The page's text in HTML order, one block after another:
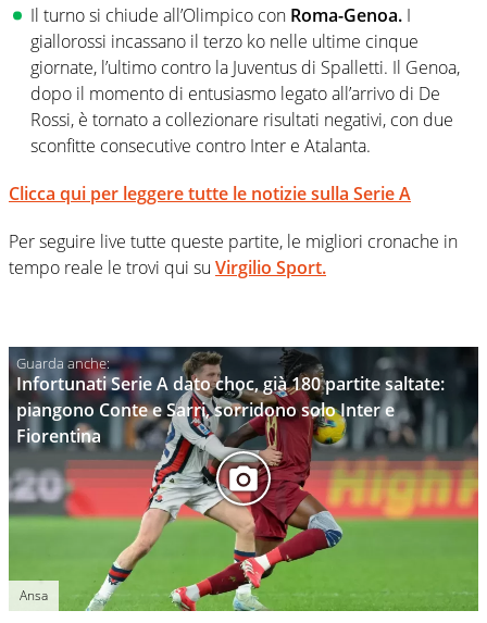
Il turno si chiude all’Olimpico con Roma-Genoa. I
giallorossi incassano il terzo ko nelle ultime cinque
giornate, l’ultimo contro la Juventus di Spalletti. Il Genoa,
dopo il momento di entusiasmo legato all’arrivo di De
Rossi, è tornato a collezionare risultati negativi, con due
sconfitte consecutive contro Inter e Atalanta.
Clicca qui per leggere tutte le notizie sulla Serie A
Per seguire live tutte queste partite, le migliori cronache in
tempo reale le trovi qui su Virgilio Sport.
Infortunati Serie A dato choc, già 180 partite saltate:
piangono Conte e Sarri, sorridono solo Inter e
Fiorentina
Ansa